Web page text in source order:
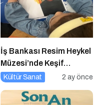
İş Bankası Resim Heykel
Müzesi’nde Keşif
Başlıyor!
Kültür Sanat 2 ay önce